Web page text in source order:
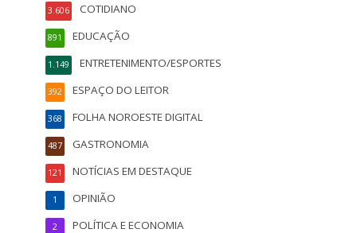
COTIDIANO
3.606
EDUCAÇÃO
891
ENTRETENIMENTO/ESPORTES
1.149
ESPAÇO DO LEITOR
392
FOLHA NOROESTE DIGITAL
368
GASTRONOMIA
487
NOTÍCIAS EM DESTAQUE
121
OPINIÃO
1
POLÍTICA E ECONOMIA
2